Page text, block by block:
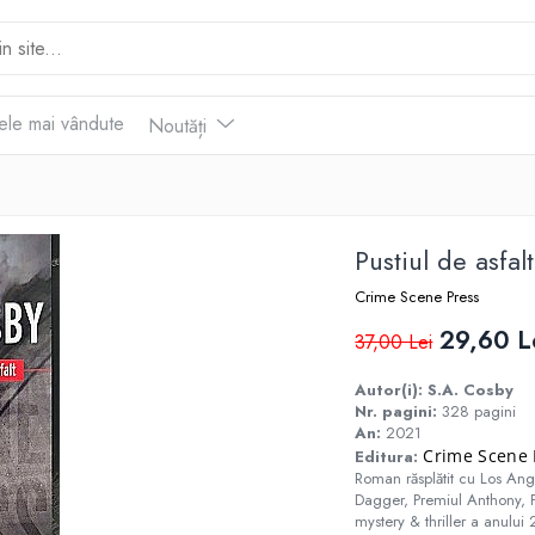
mai vândute Noutăți
Pustiul de asfalt
Crime Scene Press
37,00 Lei 29,60
Autor(i): S.A. Cosby
Nr. pagini:328 pagini
An: 2021
Editura: Crime Scene
Roman răsplătit cu Los
Dagger, Premiul Anthony,
mystery & thriller a anului